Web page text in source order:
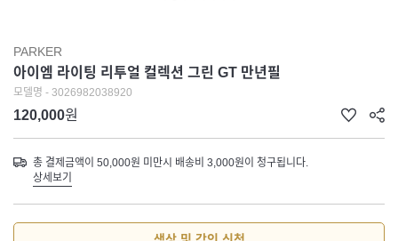
PARKER
아이엠 라이팅 리투얼 컬렉션 그린 GT 만년필
모델명 - 3026982038920
120,000원
총 결제금액이 50,000원 미만시 배송비 3,000원이 청구됩니다.
상세보기